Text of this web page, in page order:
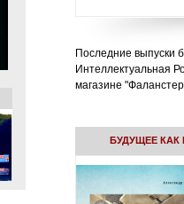
Последние
Интеллектуальная
магазине
БУДУЩЕЕ